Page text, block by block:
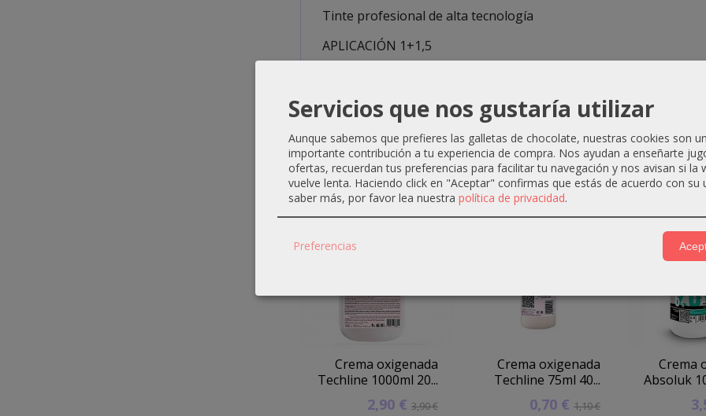
Tinte profesional de alta tecnología
APLICACIÓN 1+1,5
Productos Relacionados
-1 €
Crema oxigenada
Techline 1000ml 20...
2,90 €3,90 €
-0 €
Crema oxigenada
Techline 75ml 40...
0,70 € 1,10 €
Crema
Absoluk
Servicios que nos gustaría utilizar
Aunque sabemos que prefieres las galletas de chocolate, nuestras cookies son
importante contribución a tu experiencia de compra. Nos ayudan a enseñarte
ofertas, recuerdan tus preferencias para facilitar tu navegación y nos avisan si la
vuelve lenta. Haciendo click en "Aceptar" confirmas que estás de acuerdo con su
saber más, por favor lea nuestra política de privacidad.
Preferencias